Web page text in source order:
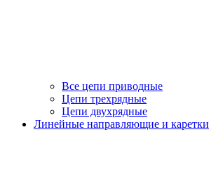
Все цепи приводные
Цепи трехрядные
Цепи двухрядные
Линейные направляющие и каретки